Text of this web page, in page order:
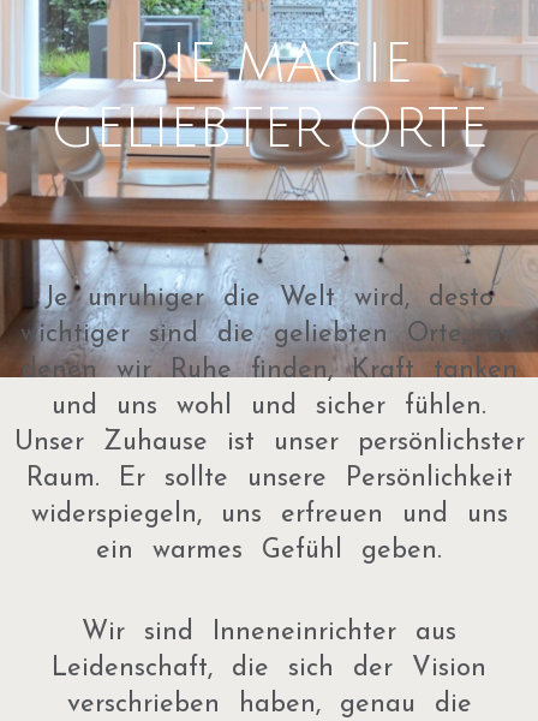
DIE MAGIE
GELIEBTER ORTE
Je unruhiger die Welt wird, desto
wichtiger sind die geliebten Orte, an
denen wir Ruhe finden, Kraft tanken
und uns wohl und sicher fühlen.
Unser Zuhause ist unser persönlichster
Raum. Er sollte unsere Persönlichkeit
widerspiegeln, uns erfreuen und uns
ein warmes Gefühl geben.
Wir sind Inneneinrichter aus
Leidenschaft, die sich der Vision
verschrieben haben, genau die